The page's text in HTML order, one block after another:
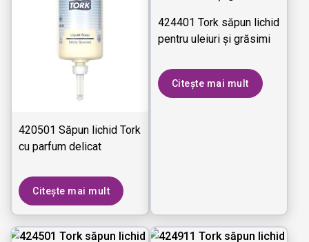
420501 Săpun lichid Tork
cu parfum delicat
Citește mai mult
424401 Tork săpun lichid
pentru uleiuri şi grăsimi
Citește mai mult